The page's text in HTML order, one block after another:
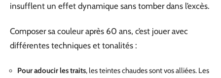
insufflent un effet dynamique sans tomber dans l’excès.
Composer sa couleur après 60 ans, c’est jouer avec
différentes techniques et tonalités :
Pour adoucir les traits, les teintes chaudes sont vos alliées. Les